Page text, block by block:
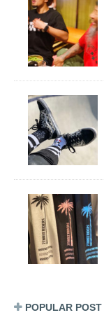
POPULAR POST